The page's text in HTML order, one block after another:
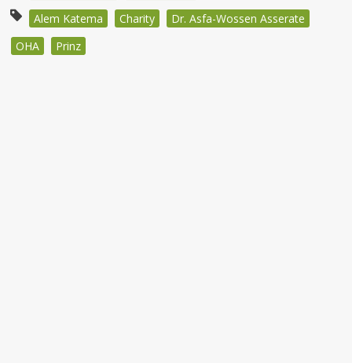
Alem Katema
Charity
Dr. Asfa-Wossen Asserate
OHA
Prinz